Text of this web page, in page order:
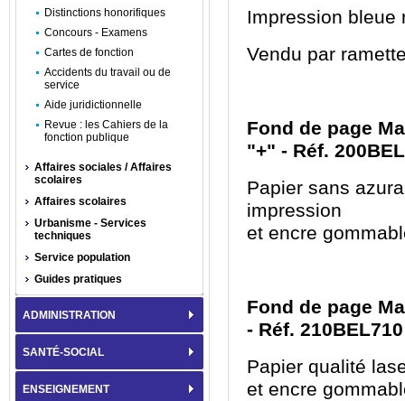
Impression bleue
Vendu par
Fond de page
"+" - Réf.
Papier sans
impression
et encre
Fond de page
- Réf. 210BEL710
Papier qualité
et encre
Distinctions honorifiques
Concours - Examens
Cartes de fonction
Accidents du travail ou de
service
Aide juridictionnelle
Revue : les Cahiers de la
fonction publique
Affaires sociales / Affaires
scolaires
Affaires scolaires
Urbanisme - Services
techniques
Service population
Guides pratiques
ADMINISTRATION
SANTÉ-SOCIAL
ENSEIGNEMENT